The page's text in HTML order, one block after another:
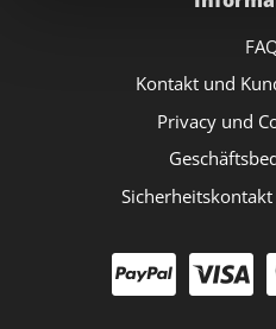
Kontakt und
Privacy und